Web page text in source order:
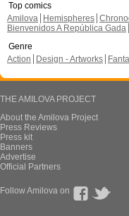
Top comics
Amilova
Hemispheres
Bienvenidos A República Gada
Genre
Action
Design - Artworks
THE AMILOVA PROJECT
About the Amilova Project
Press Reviews
Press kit
Banners
Advertise
Official Partners
Follow Amilova on